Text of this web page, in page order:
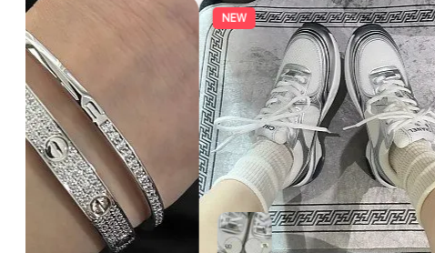
NEW